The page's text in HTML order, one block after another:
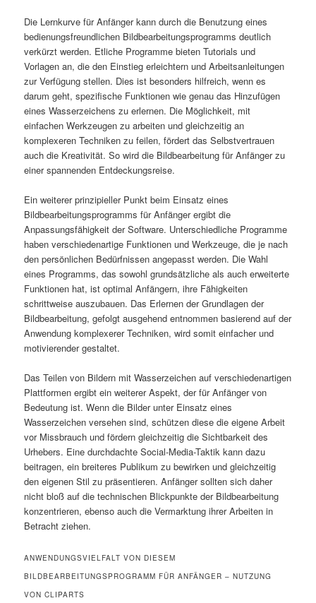
Die Lernkurve für Anfänger kann durch die Benutzung eines
bedienungsfreundlichen Bildbearbeitungsprogramms deutlich
verkürzt werden. Etliche Programme bieten Tutorials und
Vorlagen an, die den Einstieg erleichtern und Arbeitsanleitungen
zur Verfügung stellen. Dies ist besonders hilfreich, wenn es
darum geht, spezifische Funktionen wie genau das Hinzufügen
eines Wasserzeichens zu erlernen. Die Möglichkeit, mit
einfachen Werkzeugen zu arbeiten und gleichzeitig an
komplexeren Techniken zu feilen, fördert das Selbstvertrauen
auch die Kreativität. So wird die Bildbearbeitung für Anfänger zu
einer spannenden Entdeckungsreise.
Ein weiterer prinzipieller Punkt beim Einsatz eines
Bildbearbeitungsprogramms für Anfänger ergibt die
Anpassungsfähigkeit der Software. Unterschiedliche Programme
haben verschiedenartige Funktionen und Werkzeuge, die je nach
den persönlichen Bedürfnissen angepasst werden. Die Wahl
eines Programms, das sowohl grundsätzliche als auch erweiterte
Funktionen hat, ist optimal Anfängern, ihre Fähigkeiten
schrittweise auszubauen. Das Erlernen der Grundlagen der
Bildbearbeitung, gefolgt ausgehend entnommen basierend auf der
Anwendung komplexerer Techniken, wird somit einfacher und
motivierender gestaltet.
Das Teilen von Bildern mit Wasserzeichen auf verschiedenartigen
Plattformen ergibt ein weiterer Aspekt, der für Anfänger von
Bedeutung ist. Wenn die Bilder unter Einsatz eines
Wasserzeichen versehen sind, schützen diese die eigene Arbeit
vor Missbrauch und fördern gleichzeitig die Sichtbarkeit des
Urhebers. Eine durchdachte Social-Media-Taktik kann dazu
beitragen, ein breiteres Publikum zu bewirken und gleichzeitig
den eigenen Stil zu präsentieren. Anfänger sollten sich daher
nicht bloß auf die technischen Blickpunkte der Bildbearbeitung
konzentrieren, ebenso auch die Vermarktung ihrer Arbeiten in
Betracht ziehen.
ANWENDUNGSVIELFALT VON DIESEM
BILDBEARBEITUNGSPROGRAMM FÜR ANFÄNGER – NUTZUNG
VON CLIPARTS